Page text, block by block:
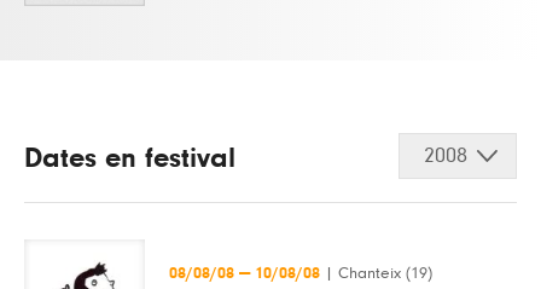
Dates en festival 2008
08/08/08 — 10/08/08 Chanteix (19)